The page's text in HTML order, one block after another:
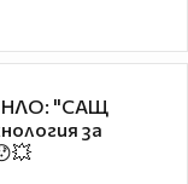
НЛО: "САЩ
за